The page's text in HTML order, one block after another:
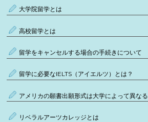
大学院留学とは
高校留学とは
留学をキャンセルする場合の手続きについて
留学に必要なIELTS（アイエルツ）とは？
アメリカの願書出願形式は大学によって異なる
リベラルアーツカレッジとは